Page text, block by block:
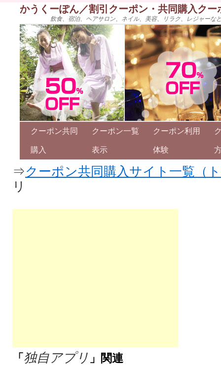
かうくーぽん／割引クーポン・共同購入ク
飲食、宿泊、ヘアサロン、ネイル、美容、リラク、レジャー
クーポン共同
購入
クーポン一覧
表示
クーポン利用
体験
⇒クーポン共同購入サイト一覧（
リ
「 独自アプリ 」関連